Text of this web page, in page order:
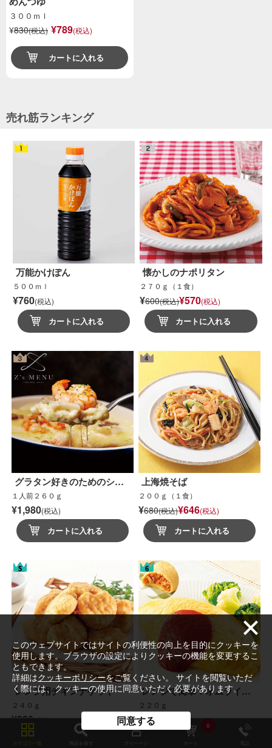
このウェブサイトではサイトの利便性の向上を目的にクッキーを
使用します。ブラウザの設定によりクッキーの機能を変更するこ
ともできます。
詳細はクッキーポリシーをご覧ください。 サイトを閲覧いただ
く際には、クッキーの使用に同意いただく必要があります。
同意する
３００ｍｌ
¥830(税込) ¥789(税込)
カートに入れる
売れ筋ランキング
万能かけぽん
５００ｍｌ
¥760(税込)
カートに入れる
懐かしのナポリタン
２７０ｇ（１食）
¥600(税込)¥570(税込)
カートに入れる
グラタン好きのためのシ…
１人前２６０ｇ
¥1,980(税込)
カートに入れる
上海焼そば
２００ｇ（１食）
¥680(税込)¥646(税込)
カートに入れる
レンジ用チキンナゲット
２４０ｇ
¥890(税込)
カートに入れる
レンジで簡単！オムライ…
２２０ｇ
¥700
カートに入れる
カテゴリ一覧 商品を探す マイページ カート
0
電話